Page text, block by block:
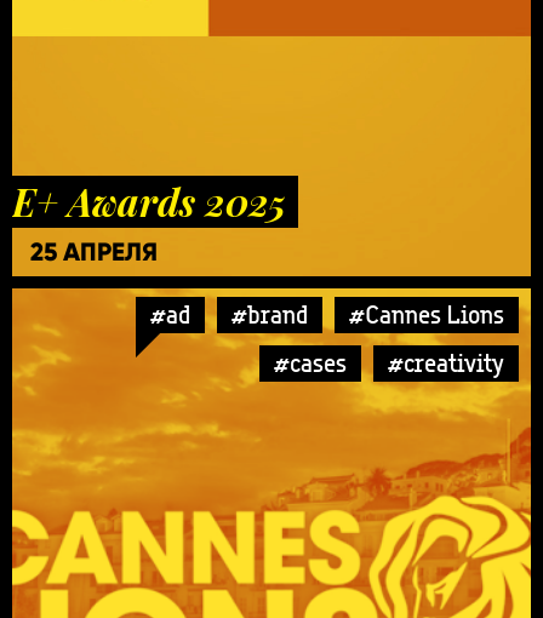
E+ Awards 2025
25 АПРЕЛЯ
#ad #brand
#Cannes Lions
#cases
#creativity